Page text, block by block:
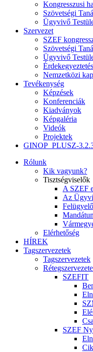
Kongresszusi
Szövetségi
Ügyvivő
Szervezet
SZEF
Szövetségi
Ügyvivő
Nemzetközi
Tevékenység
Képzések
Konferenciák
Kiadványok
Képgaléria
Videók
Projektek
GINOP_PLUSZ-
Rólunk
Kik vagyunk?
Tisztségviselők
A SZEF
Az
Elérhetőség
HÍREK
Tagszervezetek
Tagszervezetek
SZEFIT
SZEF